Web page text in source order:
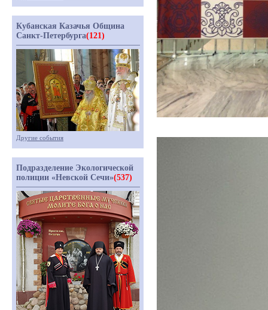
Кубанская Казачья Община
Санкт-Петербурга(121)
Другие события
Подразделение Экологической
полиции «Невской Сечи»(537)